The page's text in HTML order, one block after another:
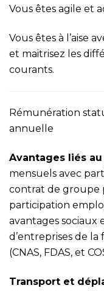
Vous êtes agile et
Vous êtes à l’aise
et maitrisez les
courants.
Rémunération
annuelle
Avantages liés
mensuels avec
contrat de groupe
participation
avantages sociaux
d’entreprises de
(CNAS, FDAS, et
Transport et